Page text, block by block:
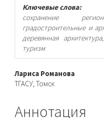
Ключевые слова:
сохранение
градостроительные и
деревянная
туризм
Основное
содержимое
статьи
Лариса Романова
ТГАСУ, Томск
Аннотация